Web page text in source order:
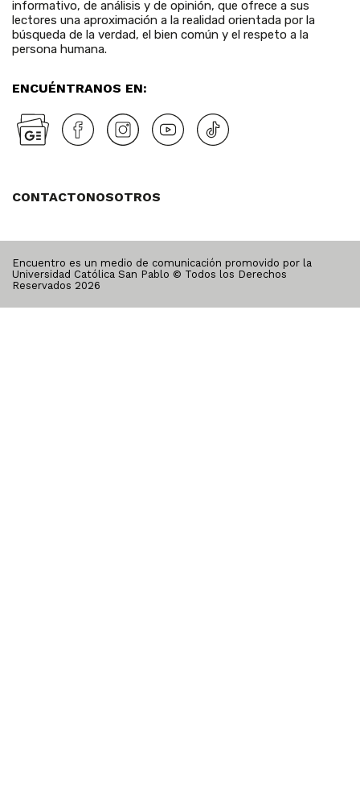
informativo, de análisis y de opinión, que ofrece a sus
lectores una aproximación a la realidad orientada por la
búsqueda de la verdad, el bien común y el respeto a la
persona humana.
ENCUÉNTRANOS EN:
CONTACTONOSOTROS
Encuentro es un medio de comunicación promovido por la
Universidad Católica San Pablo © Todos los Derechos
Reservados 2026